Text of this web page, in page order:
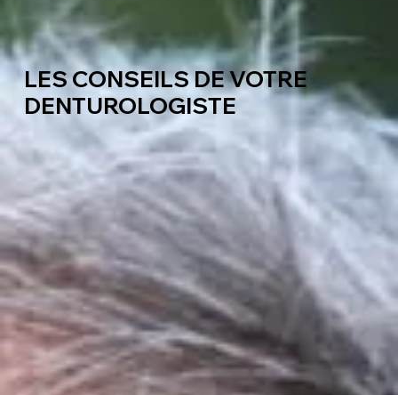
LES CONSEILS DE VOTRE
DENTUROLOGISTE